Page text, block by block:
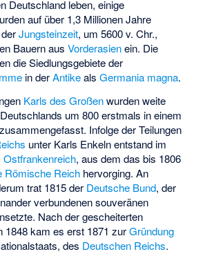
Deutschland leben, einige
auf über 1,3 Millionen Jahre
derJungsteinzeit, um 5600 v. Chr.,
BauernausVorderasienein. Die
die Siedlungsgebiete der
in derAntikealsGermania magna.
Karls des Großenwurden weite
um 800 erstmals in einem
Infolge der Teilungen
unter Karls Enkeln entstand im
Ostfrankenreich, aus dem das bis 1806
Römische Reich hervorging. An
trat 1815 der Deutsche Bund, der
verbundenen souveränen
Nach der gescheiterten
1848 kam es erst 1871 zurGründung
des Deutschen Reichs.